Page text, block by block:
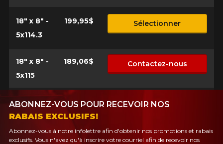
18" x 8" -
5x114.3
199,95$ Sélectionner
18" x 8" -
5x115
189,06$ Contactez-nous
ABONNEZ-VOUS POUR RECEVOIR NOS
RABAIS EXCLUSIFS!
Abonnez-vous à notre infolettre afin d'obtenir nos promotions et rabais
exclusifs. Vous n'avez qu'à inscrire votre courriel afin de recevoir nos